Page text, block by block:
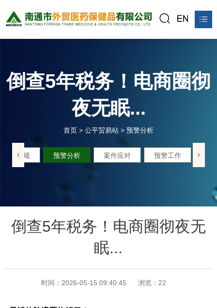
产品中心
联系我们
倒查5年税务！电商圈彻
夜无眠...
首页 > 公平贸易站 > 预警分析
政策法规 预警分析 案件应对 预警工作
倒查5年税务！电商圈彻夜无
眠...
时间：2026-05-15 09:40:45 浏览： 22